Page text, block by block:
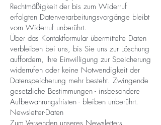
Rechtmäßigkeit der bis zum Widerruf
erfolgten Datenverarbeitungsvorgänge bleibt
vom Widerruf unberührt.
Über das Kontaktformular übermittelte Daten
verbleiben bei uns, bis Sie uns zur Löschung
auffordern, Ihre Einwilligung zur Speicherung
widerrufen oder keine Notwendigkeit der
Datenspeicherung mehr besteht. Zwingende
gesetzliche Bestimmungen - insbesondere
Aufbewahrungsfristen - bleiben unberührt.
Newsletter-Daten
Zum Versenden unseres Newsletters